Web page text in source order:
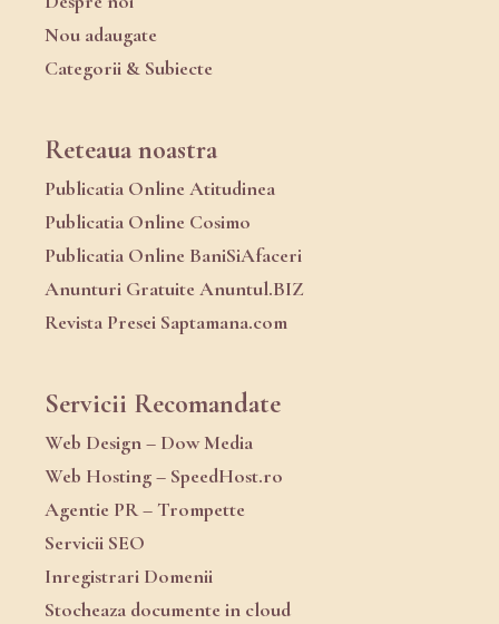
Nou adaugate
Categorii & Subiecte
Reteaua noastra
Publicatia Online Atitudinea
Publicatia Online Cosimo
Publicatia Online BaniSiAfaceri
Anunturi Gratuite Anuntul.BIZ
Revista Presei Saptamana.com
Servicii Recomandate
Web Design – Dow Media
Web Hosting – SpeedHost.ro
Agentie PR – Trompette
Servicii SEO
Inregistrari Domenii
Stocheaza documente in cloud